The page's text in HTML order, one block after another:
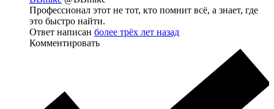
Профессионал этот не тот, кто помнит всё, а знает, где
это быстро найти.
Ответ написан более трёх лет назад
Комментировать